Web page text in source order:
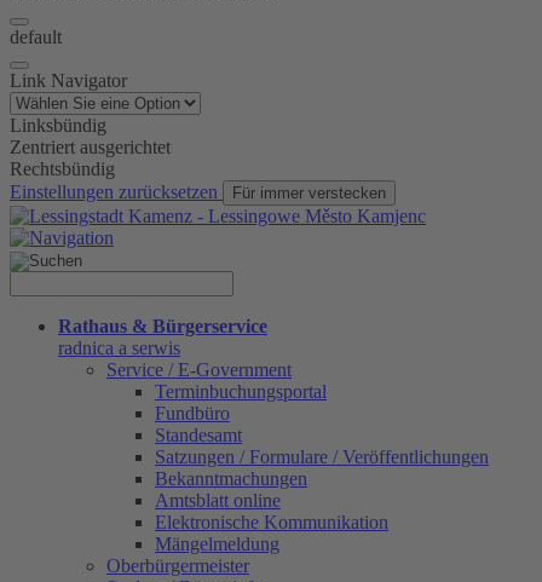
default
Link Navigator
Linksbündig
Zentriert ausgerichtet
Rechtsbündig
Einstellungen zurücksetzen
Für immer verstecken
Rathaus & Bürgerservice
radnica a serwis
Service / E-Government
Terminbuchungsportal
Fundbüro
Standesamt
Satzungen / Formulare / Veröffentlichungen
Bekanntmachungen
Amtsblatt online
Elektronische Kommunikation
Mängelmeldung
Oberbürgermeister